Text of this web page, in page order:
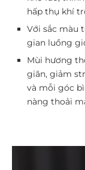
hấp thụ khí
Với sắc màu
gian luồng
Mùi hương
giãn, giảm
và mỗi góc
nàng thoải